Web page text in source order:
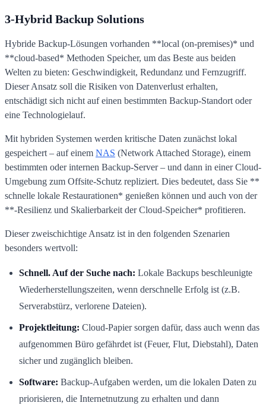
3-Hybrid Backup Solutions
Hybride Backup-Lösungen vorhanden **local (on-premises)* und
**cloud-based* Methoden Speicher, um das Beste aus beiden
Welten zu bieten: Geschwindigkeit, Redundanz und Fernzugriff.
Dieser Ansatz soll die Risiken von Datenverlust erhalten,
entschädigt sich nicht auf einen bestimmten Backup-Standort oder
eine Technologielauf.
Mit hybriden Systemen werden kritische Daten zunächst lokal
gespeichert – auf einem NAS (Network Attached Storage), einem
bestimmten oder internen Backup-Server – und dann in einer Cloud-
Umgebung zum Offsite-Schutz repliziert. Dies bedeutet, dass Sie **
schnelle lokale Restaurationen* genießen können und auch von der
**-Resilienz und Skalierbarkeit der Cloud-Speicher* profitieren.
Dieser zweischichtige Ansatz ist in den folgenden Szenarien
besonders wertvoll:
Schnell. Auf der Suche nach: Lokale Backups beschleunigte
Wiederherstellungszeiten, wenn derschnelle Erfolg ist (z.B.
Serverabstürz, verlorene Dateien).
Projektleitung: Cloud-Papier sorgen dafür, dass auch wenn das
aufgenommen Büro gefährdet ist (Feuer, Flut, Diebstahl), Daten
sicher und zugänglich bleiben.
Software: Backup-Aufgaben werden, um die lokalen Daten zu
priorisieren, die Internetnutzung zu erhalten und dann